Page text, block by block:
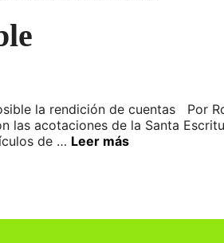
la rendición de cuentas Por
las acotaciones de la Santa
de … Leer más